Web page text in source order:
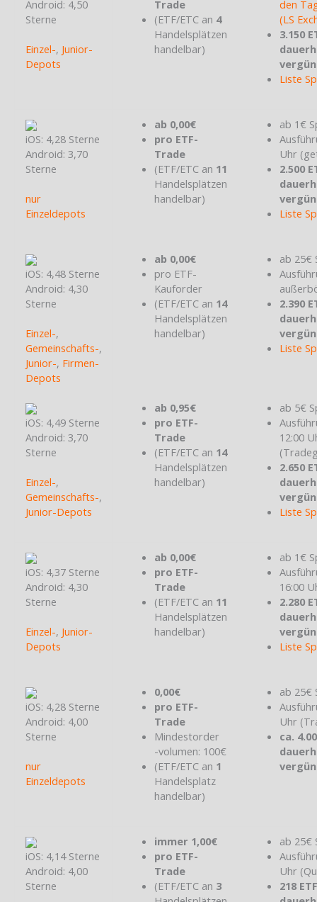
Android: 4,50
Sterne
Einzel-, Junior-
Depots
Trade
(ETF/ETC an 4
Handelsplätzen
handelbar)
den
(LS
3.150
Liste
iOS: 4,28 Sterne
Android: 3,70
Sterne
nur
Einzeldepots
ab 0,00€
pro ETF-
Trade
(ETF/ETC an 11
Handelsplätzen
handelbar)
ab 1€
Uhr
2.500
Liste
iOS: 4,48 Sterne
Android: 4,30
Sterne
Einzel-,
Gemeinschafts-,
Junior-, Firmen-
Depots
ab 0,00€
pro ETF-
Kauforder
(ETF/ETC an 14
Handelsplätzen
handelbar)
ab 25€
2.390
Liste
iOS: 4,49 Sterne
Android: 3,70
Sterne
Einzel-,
Gemeinschafts-,
Junior-Depots
ab 0,95€
pro ETF-
Trade
(ETF/ETC an 14
Handelsplätzen
handelbar)
ab 5€
12:00
2.650
Liste
iOS: 4,37 Sterne
Android: 4,30
Sterne
Einzel-, Junior-
Depots
ab 0,00€
pro ETF-
Trade
(ETF/ETC an 11
Handelsplätzen
handelbar)
ab 1€
16:00
2.280
Liste
iOS: 4,28 Sterne
Android: 4,00
Sterne
nur
Einzeldepots
0,00€
pro ETF-
Trade
Mindestorder
-volumen: 100€
(ETF/ETC an 1
Handelsplatz
handelbar)
ab 25€
Uhr
ca.
iOS: 4,14 Sterne
Android: 4,00
Sterne
immer 1,00€
pro ETF-
Trade
(ETF/ETC an 3
ab 25€
Uhr
218